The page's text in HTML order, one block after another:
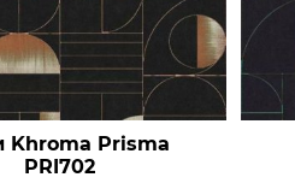
Khroma Prisma
PRI702